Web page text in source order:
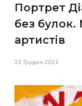
Портрет
без
артистів
22 Грудня 2021